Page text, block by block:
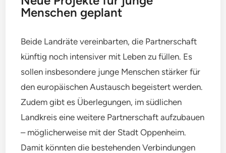
Menschen geplant
Beide Landräte vereinbarten, die Partnerschaft
künftig noch intensiver mit Leben zu füllen. Es
sollen insbesondere junge Menschen stärker für
den europäischen Austausch begeistert werden.
Zudem gibt es Überlegungen, im südlichen
Landkreis eine weitere Partnerschaft aufzubauen
– möglicherweise mit der Stadt Oppenheim.
Damit könnten die bestehenden Verbindungen